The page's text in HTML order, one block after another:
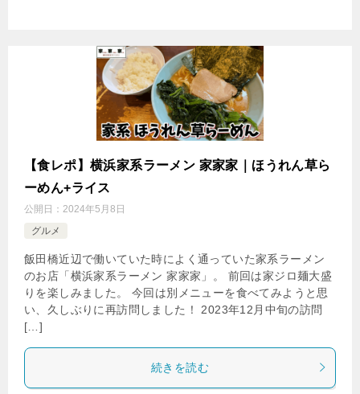
【食レポ】横浜家系ラーメン 家家家｜ほうれん草ら
ーめん+ライス
公開日： 2024年5月8日
グルメ
飯田橋近辺で働いていた時によく通っていた家系ラーメン
のお店「横浜家系ラーメン 家家家」。 前回は家ジロ麺大盛
りを楽しみました。 今回は別メニューを食べてみようと思
い、久しぶりに再訪問しました！ 2023年12月中旬の訪問
[…]
続きを読む